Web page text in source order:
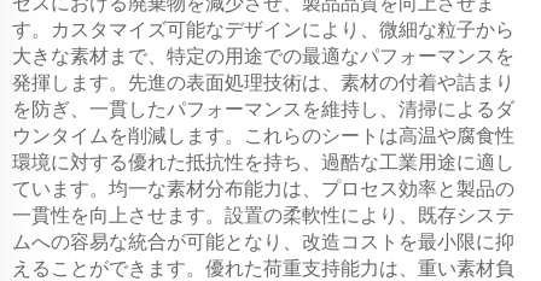
す。カスタマイズ可能なデザインにより、微細な粒子から
大きな素材まで、特定の用途での最適なパフォーマンスを
発揮します。先進の表面処理技術は、素材の付着や詰まり
を防ぎ、一貫したパフォーマンスを維持し、清掃によるダ
ウンタイムを削減します。これらのシートは高温や腐食性
環境に対する優れた抵抗性を持ち、過酷な工業用途に適し
ています。均一な素材分布能力は、プロセス効率と製品の
一貫性を向上させます。設置の柔軟性により、既存システ
ムへの容易な統合が可能となり、改造コストを最小限に抑
えることができます。優れた荷重支持能力は、重い素材負